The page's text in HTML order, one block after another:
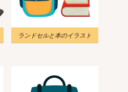
ランドセルと本のイラスト